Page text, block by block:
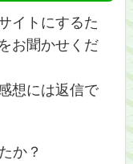
イトにするた
お聞かせくだ
想には返信で
か？